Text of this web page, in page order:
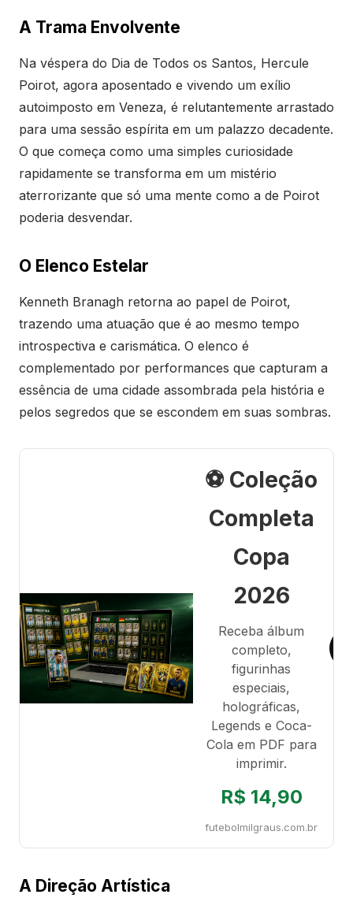
A Trama Envolvente
Na véspera do Dia de Todos os Santos, Hercule
Poirot, agora aposentado e vivendo um exílio
autoimposto em Veneza, é relutantemente arrastado
para uma sessão espírita em um palazzo decadente.
O que começa como uma simples curiosidade
rapidamente se transforma em um mistério
aterrorizante que só uma mente como a de Poirot
poderia desvendar.
O Elenco Estelar
Kenneth Branagh retorna ao papel de Poirot,
trazendo uma atuação que é ao mesmo tempo
introspectiva e carismática. O elenco é
complementado por performances que capturam a
essência de uma cidade assombrada pela história e
pelos segredos que se escondem em suas sombras.
⚽ Coleção
Completa
Copa
2026
Receba álbum
completo,
figurinhas
especiais,
holográficas,
Legends e Coca-
Cola em PDF para
imprimir.
R$ 14,90
futebolmilgraus.com.br
A Direção Artística